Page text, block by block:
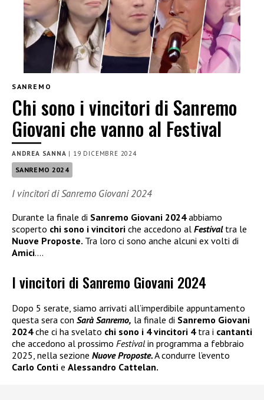
SANREMO
Chi sono i vincitori di Sanremo
Giovani che vanno al Festival
ANDREA SANNA | 19 DICEMBRE 2024
SANREMO 2024
I vincitori di Sanremo Giovani 2024
Durante la finale di Sanremo Giovani 2024abbiamo
scoperto chi sono i vincitori che accedono al Festival tra le
Nuove Proposte. Tra loro ci sono anche alcuni ex volti di
Amici….
I vincitori di Sanremo Giovani 2024
Dopo 5 serate, siamo arrivati all’imperdibile appuntamento
questa sera con Sarà Sanremo, la finale di Sanremo Giovani
2024che ci ha svelato chi sono i 4 vincitori 4 tra i cantanti
che accedono al prossimo Festival in programma a febbraio
2025, nella sezione Nuove Proposte.A condurre l’evento
Carlo Conti e Alessandro Cattelan.